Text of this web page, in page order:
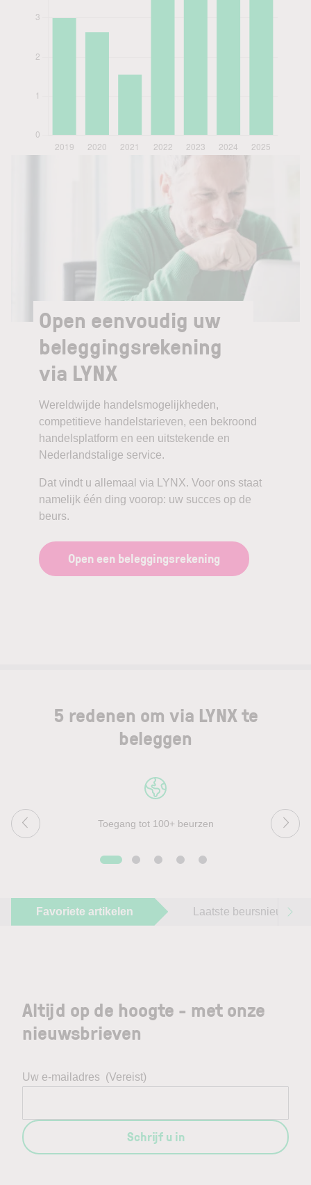
Open eenvoudig uw
beleggingsrekening
via LYNX
Wereldwijde handelsmogelijkheden,
competitieve handelstarieven, een bekroond
handelsplatform en een uitstekende en
Nederlandstalige service.
Dat vindt u allemaal via LYNX. Voor ons staat
namelijk één ding voorop: uw succes op de
beurs.
Open een beleggingsrekening
5 redenen om via LYNX te
beleggen
Toegang tot 100+ beurzen
Favoriete artikelen Laatste beursnieuws
Altijd op de hoogte - met onze
nieuwsbrieven
Uw e-mailadres (Vereist)
Schrijf u in